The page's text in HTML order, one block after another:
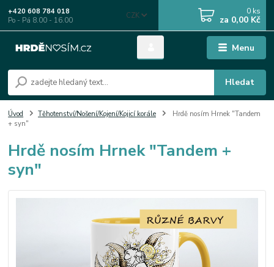
Menu
CZK
Hledat
+420 608 784 018
Po - Pá 8.00 - 16.00
0 ks
za 0,00 Kč
Úvod Těhotenství/Nošení/Kojení/Kojicí korále
Hrdě nosím Hrnek "Tandem
+ syn"
Hrdě nosím Hrnek "Tandem +
syn"